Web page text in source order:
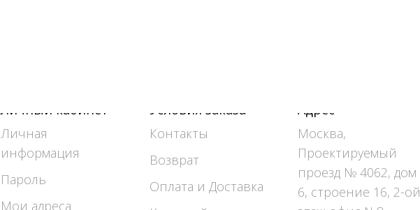
Личный кабинет
Личная
информация
Пароль
Мои адреса
Условия заказа
Контакты
Возврат
Оплата и Доставка
Адрес
Москва,
Проектируемый
проезд № 4062, дом
6, строение 16, 2-ой